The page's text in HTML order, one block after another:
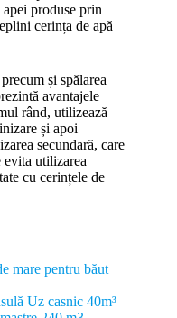
produse prin
cerința de apă
și spălarea
avantajele
rând, utilizează
și apoi
secundară, care
evita utilizarea
cu cerințele de
mare pentru băut
Uz casnic 40m³